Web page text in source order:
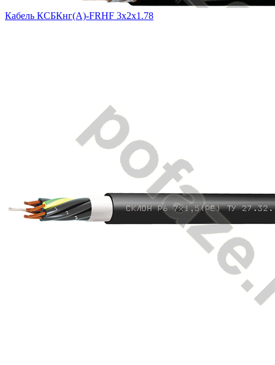
Кабель КСБКнг(А)-FRHF 3х2х1.78